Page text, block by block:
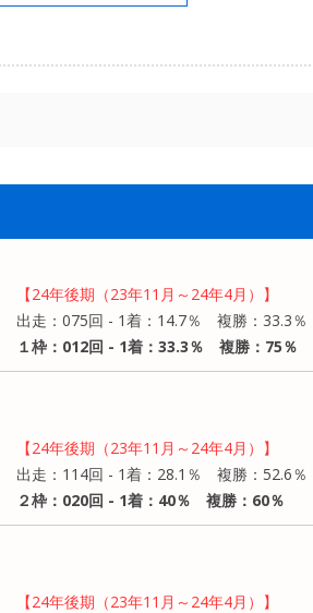
【24年後期（23年11月～24年4月）】
出走：075回 - 1着：14.7％ 複勝：33.3％
１枠：012回 - 1着：33.3％ 複勝：75％
【24年後期（23年11月～24年4月）】
出走：114回 - 1着：28.1％ 複勝：52.6％
２枠：020回 - 1着：40％ 複勝：60％
【24年後期（23年11月～24年4月）】